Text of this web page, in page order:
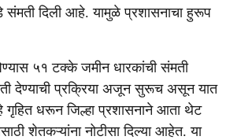
संमती दिली आहे. यामुळे प्रशासनाचा हुरूप
५१ टक्के जमीन धारकांची संमती
देण्याची प्रक्रिया अजून सुरूच असून यात
धरून जिल्हा प्रशासनाने आता थेट
शेतकऱ्यांना नोटीसा दिल्या आहेत. या